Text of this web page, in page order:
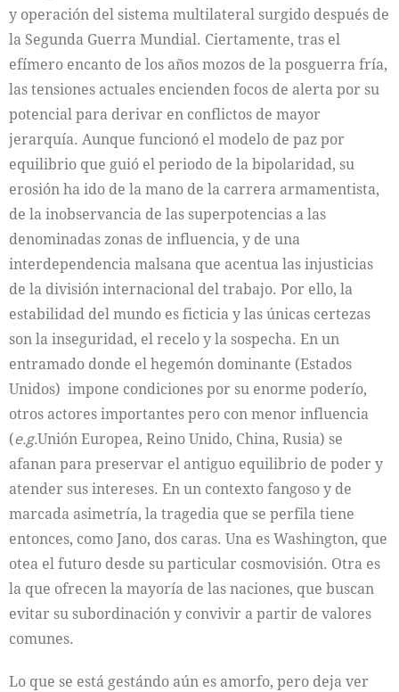
y operación del sistema multilateral surgido después de
la Segunda Guerra Mundial. Ciertamente, tras el
efímero encanto de los años mozos de la posguerra fría,
las tensiones actuales encienden focos de alerta por su
potencial para derivar en conflictos de mayor
jerarquía. Aunque funcionó el modelo de paz por
equilibrio que guió el periodo de la bipolaridad, su
erosión ha ido de la mano de la carrera armamentista,
de la inobservancia de las superpotencias a las
denominadas zonas de influencia, y de una
interdependencia malsana que acentua las injusticias
de la división internacional del trabajo. Por ello, la
estabilidad del mundo es ficticia y las únicas certezas
son la inseguridad, el recelo y la sospecha. En un
entramado donde el hegemón dominante (Estados
Unidos) impone condiciones por su enorme poderío,
otros actores importantes pero con menor influencia
(e.g.Unión Europea, Reino Unido, China, Rusia) se
afanan para preservar el antiguo equilibrio de poder y
atender sus intereses. En un contexto fangoso y de
marcada asimetría, la tragedia que se perfila tiene
entonces, como Jano, dos caras. Una es Washington, que
otea el futuro desde su particular cosmovisión. Otra es
la que ofrecen la mayoría de las naciones, que buscan
evitar su subordinación y convivir a partir de valores
comunes.
Lo que se está gestándo aún es amorfo, pero deja ver